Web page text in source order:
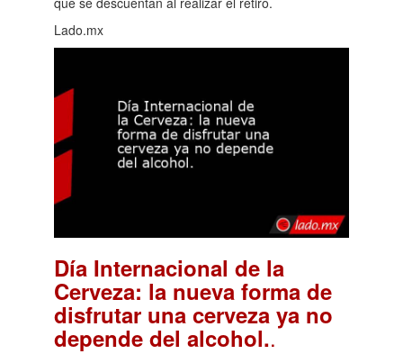
Lado.mx
Día Internacional de la
Cerveza: la nueva forma de
disfrutar una cerveza ya no
depende del alcohol..